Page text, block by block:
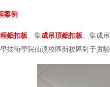
案例
鋁扣板、集成吊頂鋁扣板、集成
技術學院仙溪校區新校區對于實